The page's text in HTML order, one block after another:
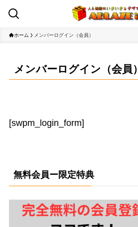
ホーム メンバーログイン（会員）
メンバーログイン（会員）
[swpm_login_form]
無料会員ー限定特典